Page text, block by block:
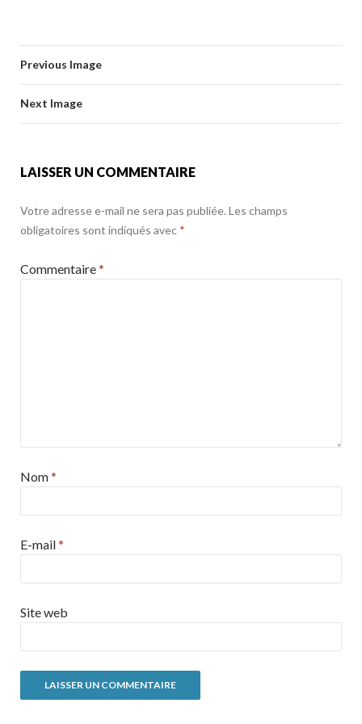
o
o
k
er
b
o
o
k
er l
g
er
Previous Image
Next Image
LAISSER UN COMMENTAIRE
Votre adresse e-mail ne sera pas publiée. Les champs
obligatoires sont indiqués avec *
Commentaire*
Nom*
E-mail*
Site web